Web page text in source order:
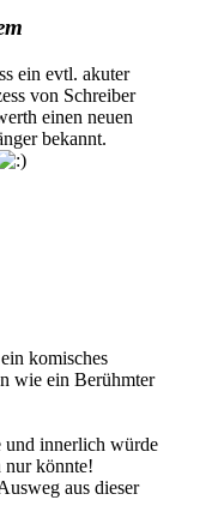
ein evtl. akuter
von Schreiber
einen neuen
bekannt.
komisches
wie ein Berühmter
und innerlich würde
nur könnte!
aus dieser